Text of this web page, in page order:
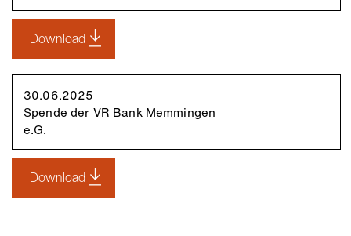
Download
30.06.2025
Spende der VR Bank Memmingen
e.G.
Download